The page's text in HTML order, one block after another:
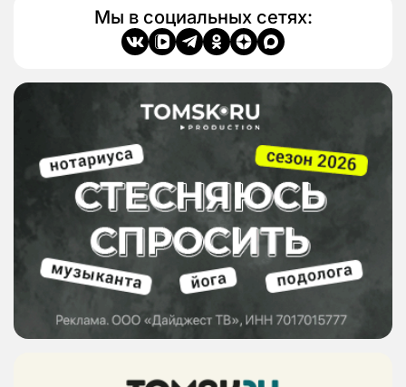
Мы в социальных сетях: